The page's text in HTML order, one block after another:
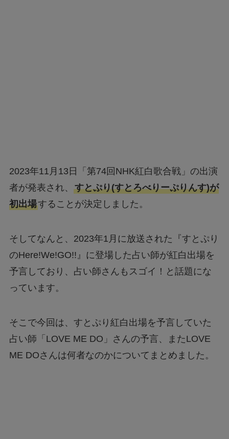
2023年11月13日「第74回NHK紅白歌合戦」の出演
者が発表され、 すとぷり(すとろべりーぷりんす)が
初出場することが決定しました。
そしてなんと、2023年1月に放送された『すとぷり
のHere!We!GO!!』に登場した占い師が紅白出場を
予言しており、占い師さんもスゴイ！と話題にな
っています。
そこで今回は、すとぷり紅白出場を予言していた
占い師「LOVE ME DO」さんの予言、またLOVE
ME DOさんは何者なのかについてまとめました。